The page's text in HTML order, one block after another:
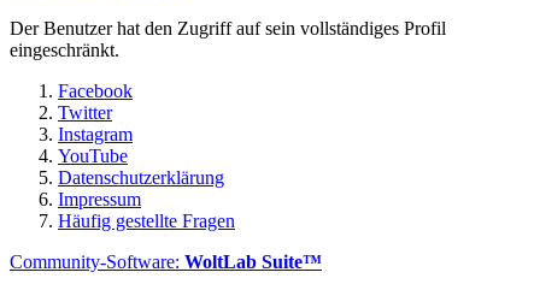
Der Benutzer hat den Zugriff auf sein vollständiges Profil
eingeschränkt.
Facebook
Twitter
Instagram
YouTube
Datenschutzerklärung
Impressum
Häufig gestellte Fragen
Community-Software: WoltLab Suite™